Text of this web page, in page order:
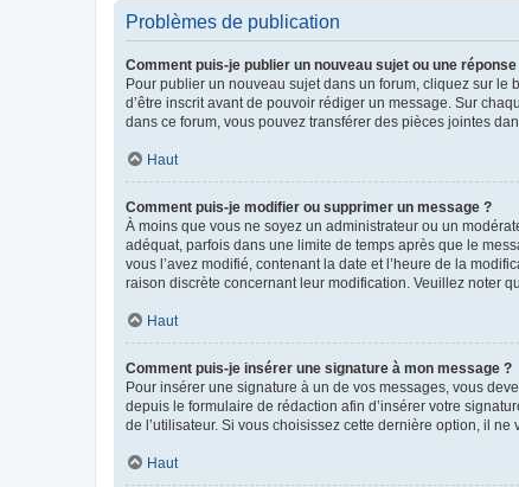
Problèmes de publication
Comment puis-je publier un nouveau sujet ou une réponse
Pour publier un nouveau sujet dans un forum, cliquez sur
d’être inscrit avant de pouvoir rédiger un message. Sur
dans ce forum, vous pouvez transférer des pièces jointes
Haut
Comment puis-je modifier ou supprimer un message ?
À moins que vous ne soyez un administrateur ou un
adéquat, parfois dans une limite de temps après que le
vous l’avez modifié, contenant la date et l’heure de la
raison discrète concernant leur modification. Veuillez noter
Haut
Comment puis-je insérer une signature à mon message ?
Pour insérer une signature à un de vos messages, vous
depuis le formulaire de rédaction afin d’insérer votre
de l’utilisateur. Si vous choisissez cette dernière option, il
Haut